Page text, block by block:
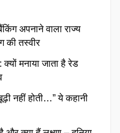
अपनाने वाला राज्य
की तस्वीर
मनाया जाता है रेड
नहीं होती…” ये कहानी